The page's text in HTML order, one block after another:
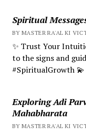
Spiritual
BY MASTER RA'AL KI
✨ Trust Your
to the signs and
#SpiritualGrowth 💫
Exploring Adi
Mahabharata
BY MASTER RA'AL KI